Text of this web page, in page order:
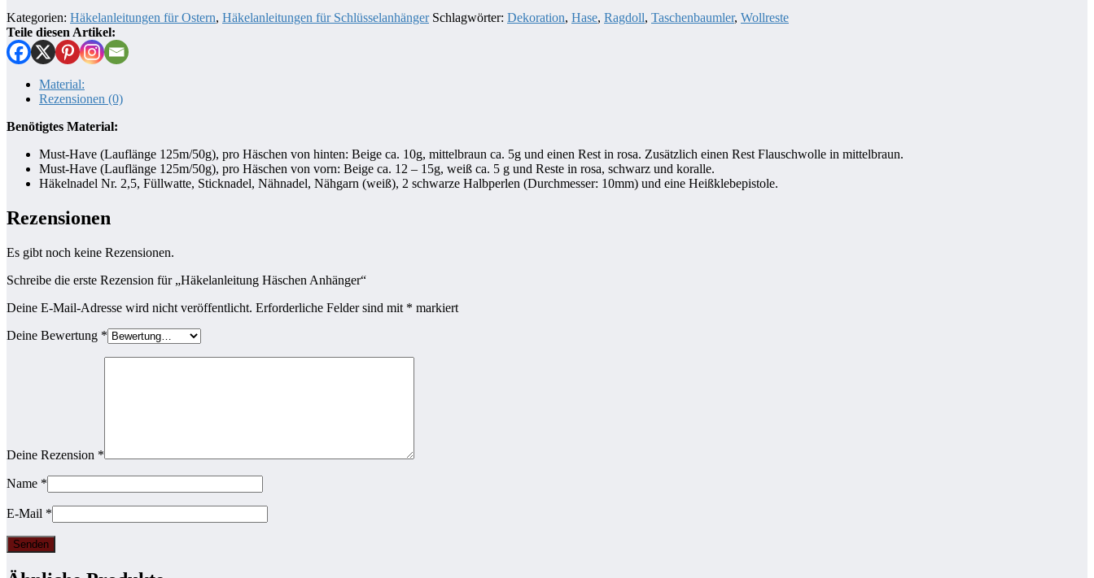
Kategorien: Häkelanleitungen für Ostern, Häkelanleitungen für Schlüsselanhänger Schlagwörter: Dekoration, Hase, Ragdoll, Taschenbaumler, Wollreste
Teile diesen Artikel:
Material:
Rezensionen (0)
Benötigtes Material:
Must-Have (Lauflänge 125m/50g), pro Häschen von hinten: Beige ca. 10g, mittelbraun ca. 5g und einen Rest in rosa. Zusätzlich einen Rest Flauschwolle in mittelbraun.
Must-Have (Lauflänge 125m/50g), pro Häschen von vorn: Beige ca. 12 – 15g, weiß ca. 5 g und Reste in rosa, schwarz und koralle.
Häkelnadel Nr. 2,5, Füllwatte, Sticknadel, Nähnadel, Nähgarn (weiß), 2 schwarze Halbperlen (Durchmesser: 10mm) und eine Heißklebepistole.
Rezensionen
Es gibt noch keine Rezensionen.
Schreibe die erste Rezension für „Häkelanleitung Häschen Anhänger“
Deine E-Mail-Adresse wird nicht veröffentlicht. Erforderliche Felder sind mit * markiert
Deine Bewertung *
Deine Rezension *
Name *
E-Mail *